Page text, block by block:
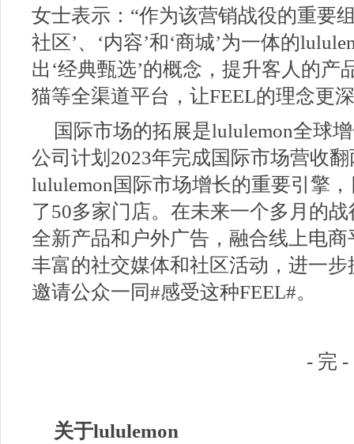
女士表示：“作为该营销战役的重要
社区’、‘内容’和‘商城’为一体的
出‘经典甄选’的概念，提升客人的
猫等全渠道平台，让FEEL的理念更
国际市场的拓展是lululemon全球
公司计划2023年完成国际市场营收
lululemon国际市场增长的重要引擎
了50多家门店。在未来一个多月的
全新产品和户外广告，融合线上电
丰富的社交媒体和社区活动，进一
邀请公众一同#感受这种FEEL#。
- 完 -
关于lululemon